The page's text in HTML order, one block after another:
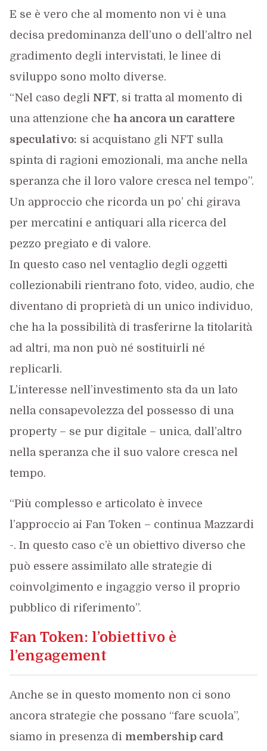
E se è vero che al momento non vi è una
decisa predominanza dell’uno o dell’altro nel
gradimento degli intervistati, le linee di
sviluppo sono molto diverse.
“Nel caso degli NFT, si tratta al momento di
una attenzione che ha ancora un carattere
speculativo: si acquistano gli NFT sulla
spinta di ragioni emozionali, ma anche nella
speranza che il loro valore cresca nel tempo”.
Un approccio che ricorda un po’ chi girava
per mercatini e antiquari alla ricerca del
pezzo pregiato e di valore.
In questo caso nel ventaglio degli oggetti
collezionabili rientrano foto, video, audio, che
diventano di proprietà di un unico individuo,
che ha la possibilità di trasferirne la titolarità
ad altri, ma non può né sostituirli né
replicarli.
L’interesse nell’investimento sta da un lato
nella consapevolezza del possesso di una
property – se pur digitale – unica, dall’altro
nella speranza che il suo valore cresca nel
tempo.
“Più complesso e articolato è invece
l’approccio ai Fan Token – continua Mazzardi
-. In questo caso c’è un obiettivo diverso che
può essere assimilato alle strategie di
coinvolgimento e ingaggio verso il proprio
pubblico di riferimento”.
Fan Token: l’obiettivo è
l’engagement
Anche se in questo momento non ci sono
ancora strategie che possano “fare scuola”,
siamo in presenza di membership card